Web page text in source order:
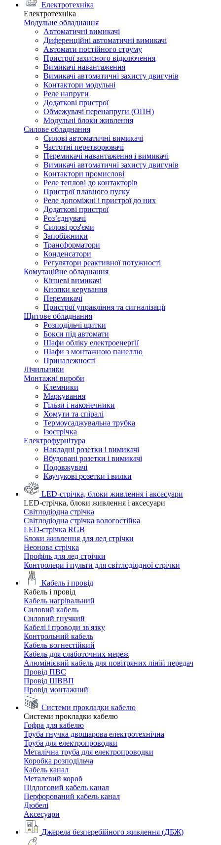
Електротехніка
Електротехніка
Модульне обладнання
Автоматичні вимикачі
Диференційні автоматичні вимикачі
Автомати постійного струму
Пристрої захисного відключення
Вимикачі навантаження
Вимикачі автоматичні захисту двигунів
Контактори модульні
Реле напруги
Додаткові пристрої
Обмежувачі перенапруги (ОПН)
Модульні блоки живлення
Силове обладнання
Силові автоматичні вимикачі
Частотні перетворювачі
Перемикачі навантаження і вимикачі
Вимикачі автоматичні захисту двигунів
Контактори промислові
Реле теплові до контакторів
Пристрої плавного пуску
Реле допоміжні і пристрої до них
Додаткові пристрої
Роз’єднувачі
Силові роз'єми
Запобіжники
Трансформатори
Конденсатори
Регулятори реактивної потужності
Комутаційне обладнання
Кінцеві вимикачі
Кнопки керування
Перемикачі
Пристрої управління та сигналізації
Щитове обладнання
Розподільчі щитки
Бокси під автомати
Шафи обліку електроенергії
Шафи з монтажною панеллю
Приналежності
Лічильники
Монтажні вироби
Клемники
Маркування
Гільзи і наконечники
Хомути та спіралі
Термоусаджувальна трубка
Ізострічка
Електрофурнітура
Накладні розетки і вимикачі
Вбудовані розетки і вимикачі
Подовжувачі
Каучукові розетки і вилки
LED-стрічка, блоки живлення і аксесуари
LED-стрічка, блоки живлення і аксесуари
Світлодіодна стрічка
Світлодіодна стрічка вологостійка
LED-стрічка RGB
Блоки живлення для лед стрічки
Неонова стрічка
Профіль для лед стрічки
Контролери і пульти для світлодіодної стрічки
Кабель і провід
Кабель і провід
Кабель нагрівальний
Силовий кабель
Силовий гнучкий
Кабелі і проводи зв'язку
Контрольний кабель
Кабель вогнестійкий
Кабель для слаботочних мереж
Алюмінієвий кабель для повітряних ліній передач
Провід ПВС
Провід ШВВП
Провід монтажний
Системи прокладки кабелю
Системи прокладки кабелю
Гофра для кабелю
Труба гнучка двошарова електротехнічна
Труба для електропроводки
Металічна труба для електропроводки
Коробка розподільча
Кабель канал
Металевий короб
Підлоговий кабель канал
Перфорований кабель канал
Дюбелі
Аксесуари
Джерела безперебійного живлення (ДБЖ)